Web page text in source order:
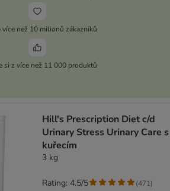
více než 10 milionů zákazníků
si z více než 11 000 produktů
Hill's Prescription Diet c/d
Urinary Stress Urinary Care s
kuřecím
3 kg
Rating: 4.5/5 (471)